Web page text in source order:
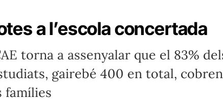
a l’escola concertada
torna a assenyalar que el 83%
gairebé 400 en total,
famílies